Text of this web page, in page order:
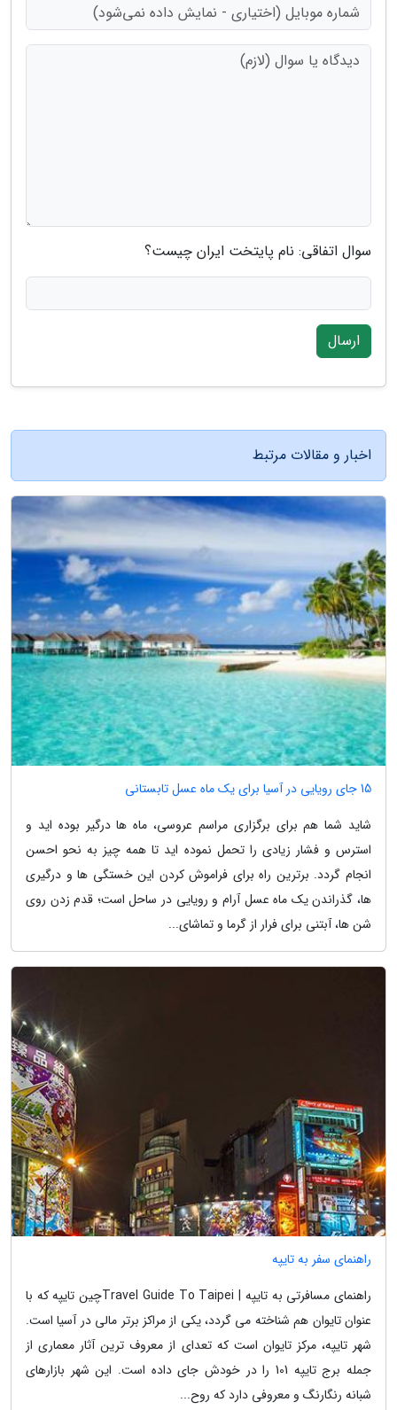
سوال اتفاقی: نام پایتخت ایران چیست؟
ارسال
اخبار و مقالات مرتبط
15 جای رویایی در آسیا برای یک ماه عسل تابستانی
شاید شما هم برای برگزاری مراسم عروسی، ماه ها درگیر بوده اید و
استرس و فشار زیادی را تحمل نموده اید تا همه چیز به نحو احسن
انجام گردد. برترین راه برای فراموش کردن این خستگی ها و درگیری
ها، گذراندن یک ماه عسل آرام و رویایی در ساحل است؛ قدم زدن روی
شن ها، آبتنی برای فرار از گرما و تماشای...
راهنمای سفر به تایپه
راهنمای مسافرتی به تایپه | Travel Guide To Taipeiچین تایپه که با
عنوان تایوان هم شناخته می گردد، یکی از مراکز برتر مالی در آسیا است.
شهر تایپه، مرکز تایوان است که تعدای از معروف ترین آثار معماری از
جمله برج تایپه 101 را در خودش جای داده است. این شهر بازارهای
شبانه رنگارنگ و معروفی دارد که روح...